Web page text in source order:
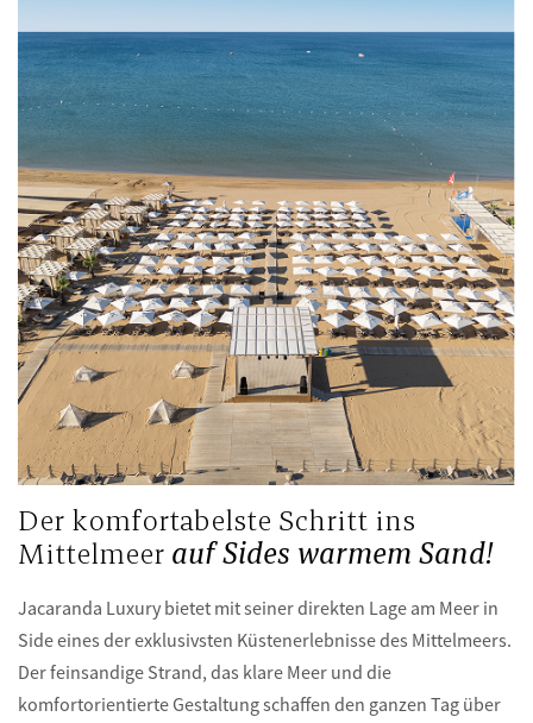
Der komfortabelste Schritt ins
Mittelmeer auf Sides warmem Sand!
Jacaranda Luxury bietet mit seiner direkten Lage am Meer in
Side eines der exklusivsten Küstenerlebnisse des Mittelmeers.
Der feinsandige Strand, das klare Meer und die
komfortorientierte Gestaltung schaffen den ganzen Tag über